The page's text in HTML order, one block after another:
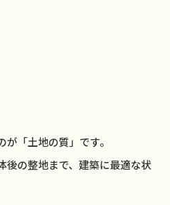
「土地の質」です。
後の整地まで、建築に最適な状